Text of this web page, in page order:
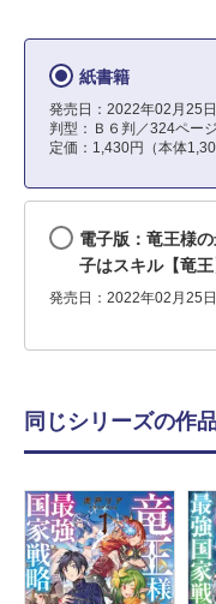
紙書籍
発売日：2022年02月25日
判型：Ｂ６判／324ページ
定価：1,430円（本体
電子版：竜王様
子はスキル【竜
発売日：2022年02月25日
同じシリーズの作